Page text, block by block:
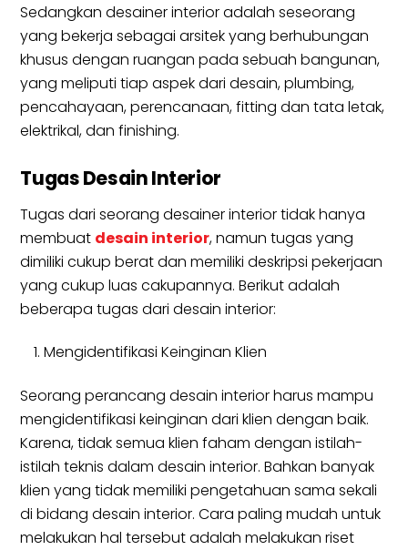
Sedangkan desainer interior adalah seseorang
yang bekerja sebagai arsitek yang berhubungan
khusus dengan ruangan pada sebuah bangunan,
yang meliputi tiap aspek dari desain, plumbing,
pencahayaan, perencanaan, fitting dan tata letak,
elektrikal, dan finishing.
Tugas Desain Interior
Tugas dari seorang desainer interior tidak hanya
membuat desain interior, namun tugas yang
dimiliki cukup berat dan memiliki deskripsi pekerjaan
yang cukup luas cakupannya. Berikut adalah
beberapa tugas dari desain interior:
Mengidentifikasi Keinginan Klien
Seorang perancang desain interior harus mampu
mengidentifikasi keinginan dari klien dengan baik.
Karena, tidak semua klien faham dengan istilah-
istilah teknis dalam desain interior. Bahkan banyak
klien yang tidak memiliki pengetahuan sama sekali
di bidang desain interior. Cara paling mudah untuk
melakukan hal tersebut adalah melakukan riset